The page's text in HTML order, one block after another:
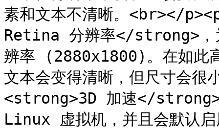
素和文本不清晰。<br></
Retina 分辨率</strong>
辨率 (2880x1800)。在如此
文本会变得清晰，但尺寸
<strong>3D 加速</
Linux 虚拟机，并且会默认